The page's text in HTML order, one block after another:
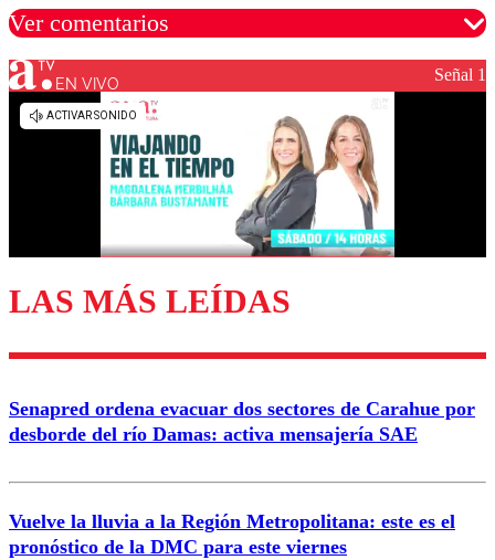
Ver comentarios
Los comentarios son moderados para garantizar un
diálogo respetuoso.
Enviar comentario
EN VIVO Señal 1
LAS MÁS LEÍDAS
Senapred ordena evacuar dos sectores de Carahue por
desborde del río Damas: activa mensajería SAE
Vuelve la lluvia a la Región Metropolitana: este es el
pronóstico de la DMC para este viernes